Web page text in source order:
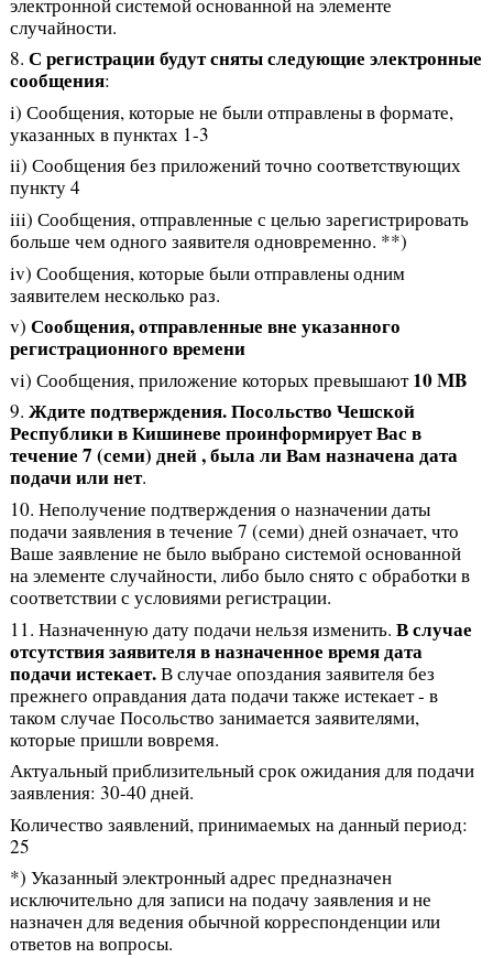
случайности.
8. С регистрации будут сняты следующие электронные
сообщения:
i) Сообщения, которые не были отправлены в формате,
указанных в пунктах 1-3
ii) Сообщения без приложений точно соответствующих
пункту 4
iii) Сообщения, отправленные с целью зарегистрировать
больше чем одного заявителя одновременно. **)
iv) Сообщения, которые были отправлены одним
заявителем несколько раз.
v) Сообщения, отправленные вне указанного
регистрационного времени
vi) Сообщения, приложение которых превышают10 MB
9. Ждите подтверждения. Посольство Чешской
Республики в Кишиневе проинформирует Вас в
течение 7 (семи) дней , была ли Вам назначена дата
подачи или нет.
10. Неполучение подтверждения о назначении даты
подачи заявления в течение 7 (семи) дней означает, что
Ваше заявление не было выбрано системой основанной
на элементе случайности, либо было снято с обработки в
соответствии с условиями регистрации.
11. Назначенную дату подачи нельзя изменить. В случае
отсутствия заявителя в назначенное время дата
подачи истекает.В случае опоздания заявителя без
прежнего оправдания дата подачи также истекает - в
таком случае Посольство занимается заявителями,
которые пришли вовремя.
Актуальный приблизительный срок ожидания для подачи
заявления: 30-40 дней.
Количество заявлений, принимаемых на данный период:
25
*) Указанный электронный адрес предназначен
исключительно для записи на подачу заявления и не
назначен для ведения обычной корреспонденции или
ответов на вопросы.